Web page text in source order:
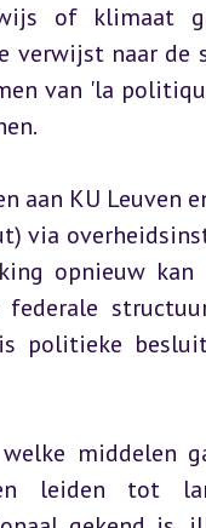
of klimaat
verwijst naar de
van 'la
aan KU Leuven
via
opnieuw kan
politieke
middelen
leiden tot